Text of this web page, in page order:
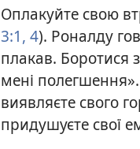
Оплакуйте свою
3:1, 4). Роналду
плакав. Боротися
мені
виявляєте свого
придушуєте свої